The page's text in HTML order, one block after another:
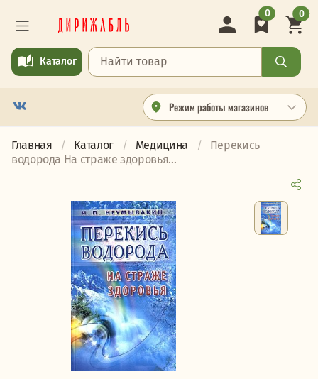
Режим работы магазинов
Каталог
0 0
Главная Каталог Медицина
Перекись
водорода На страже здоровья...